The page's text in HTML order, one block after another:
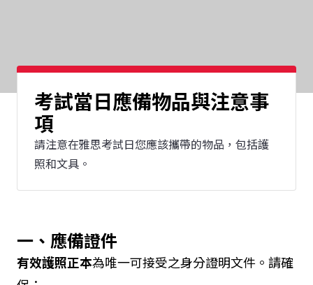
考試當日應備物品與注意事
項
請注意在雅思考試日您應該攜帶的物品，包括護
照和文具。
一、應備證件
有效護照正本為唯一可接受之身分證明文件。請確